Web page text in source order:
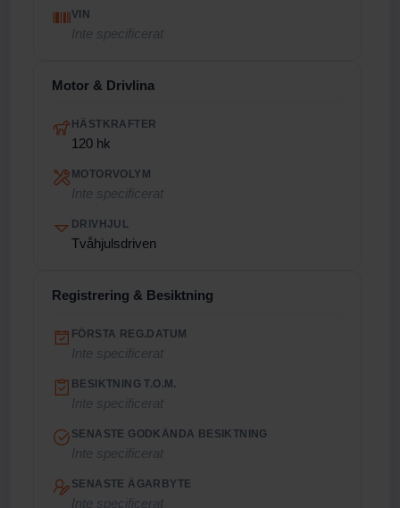
VIN
Inte specificerat
Motor & Drivlina
HÄSTKRAFTER
120 hk
MOTORVOLYM
Inte specificerat
DRIVHJUL
Tvåhjulsdriven
Registrering & Besiktning
FÖRSTA REG.DATUM
Inte specificerat
BESIKTNING T.O.M.
Inte specificerat
SENASTE GODKÄNDA BESIKTNING
Inte specificerat
SENASTE ÄGARBYTE
Inte specificerat